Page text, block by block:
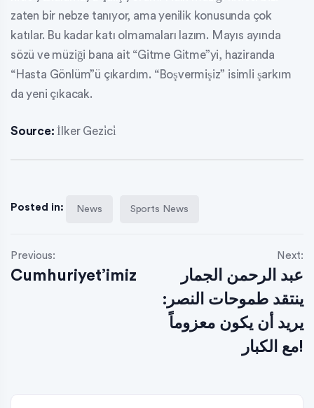
zaten bir nebze tanıyor, ama yenilik konusunda çok
katılar. Bu kadar katı olmamaları lazım. Mayıs ayında
sözü ve müziği bana ait “Gitme Gitme”yi, haziranda
“Hasta Gönlüm”ü çıkardım. “Boşvermişiz” isimli şarkım
da yeni çıkacak.
Source: İlker Gezi̇ci̇
Posted in: News Sports News
Previous:
Cumhuriyet’imiz
Next:
عبد الرحمن الجمار
ينتقد طموحات النصر:
يريد أن يكون معزوماً
مع الكبار!